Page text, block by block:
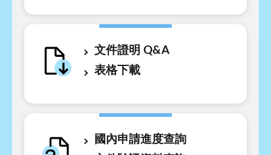
文件證明 Q&A
表格下載
國內申請進度查詢